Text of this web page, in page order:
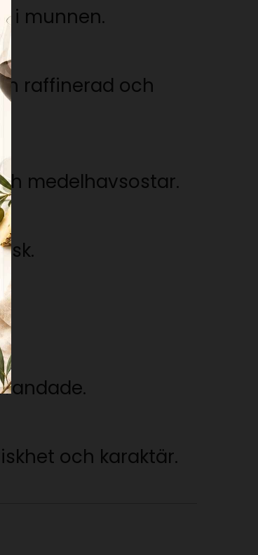
i munnen.
raffinerad och
medelhavsostar.
och karaktär.